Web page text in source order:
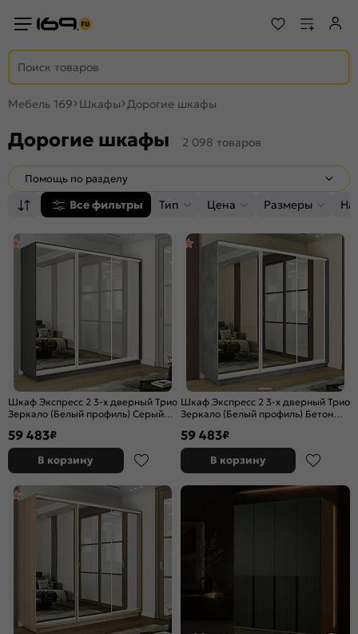
Мебель 169 Шкафы Дорогие шкафы
Дорогие шкафы 2 098 товаров
Помощь по разделу
Все фильтры Тип Цена Размеры
Шкаф Экспресс 2 3-х дверный Трио
Зеркало (Белый профиль) Серый
59 483₽
В корзину
Шкаф Экспресс 2 3-х дверный Трио
Зеркало (Белый профиль) Бетон
59 483₽
В корзину